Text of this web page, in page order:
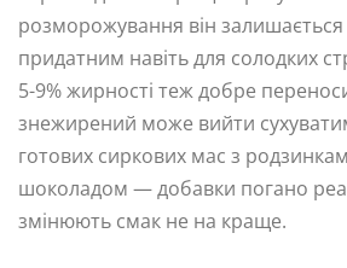
розморожування він
придатним навіть для солодких
5-9% жирності теж добре
знежирений може вийти
готових сиркових мас з
шоколадом — добавки погано
змінюють смак не на краще.